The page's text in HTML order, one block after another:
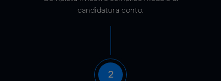
candidatura conto.
2